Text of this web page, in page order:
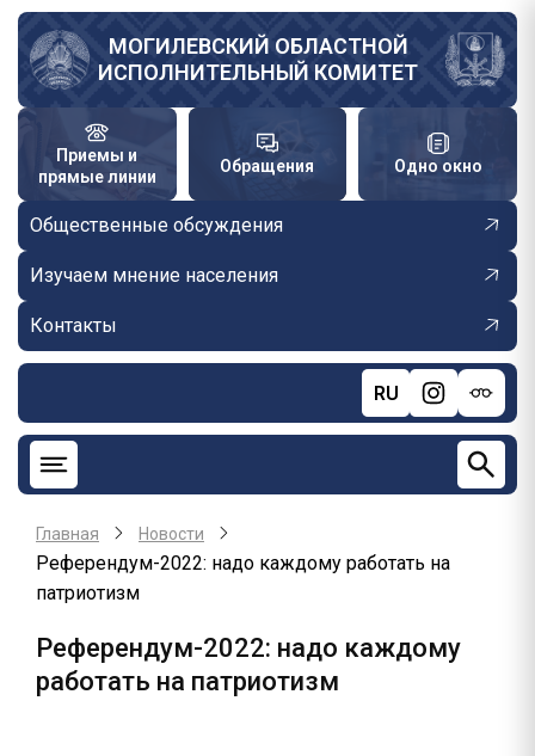
Перейти
основному
содержанию
МОГИЛЕВСКИЙ ОБЛАСТНОЙ
ИСПОЛНИТЕЛЬНЫЙ КОМИТЕТ
Приемы и
прямые линии
Обращения Одно окно
Общественные обсуждения
Изучаем мнение населения
Контакты
RU
Главная Новости
Референдум-2022: надо каждому работать на
патриотизм
Референдум-2022: надо каждому
работать на патриотизм